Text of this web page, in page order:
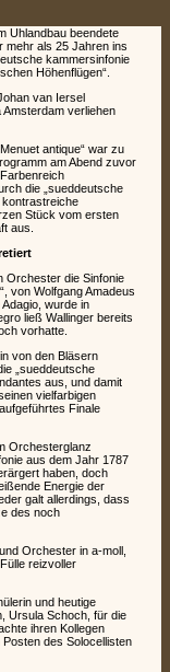
Uhlandbau beendete
mehr als 25 Jahren ins
kammersinfonie
Höhenflügen“.
van Iersel
verliehen
antique“ war zu
am Abend zuvor
die „sueddeutsche
kontrastreiche
Stück vom ersten
aus.
Orchester die Sinfonie
von Wolfgang Amadeus
wurde in
ließ Wallinger bereits
vorhatte.
von den Bläsern
„sueddeutsche
aus, und damit
vielfarbigen
Finale
Orchesterglanz
aus dem Jahr 1787
haben, doch
Energie der
galt allerdings, dass
des noch
Orchester in a-moll,
reizvoller
und heutige
Ursula Schoch, für die
ihren Kollegen
des Solocellisten